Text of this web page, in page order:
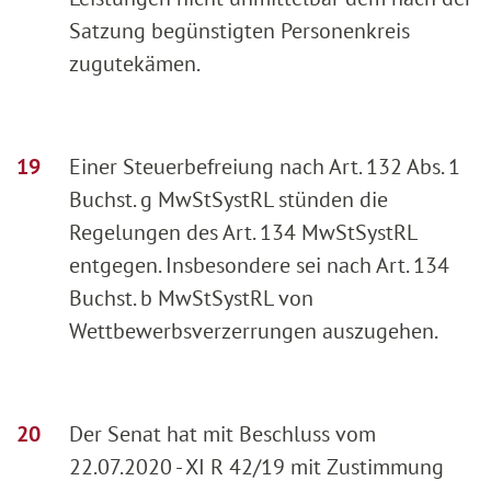
Satzung begünstigten Personenkreis
zugutekämen.
Einer Steuerbefreiung nach Art. 132 Abs. 1
Buchst. g MwStSystRL stünden die
Regelungen des Art. 134 MwStSystRL
entgegen. Insbesondere sei nach Art. 134
Buchst. b MwStSystRL von
Wettbewerbsverzerrungen auszugehen.
Der Senat hat mit Beschluss vom
22.07.2020 - XI R 42/19 mit Zustimmung